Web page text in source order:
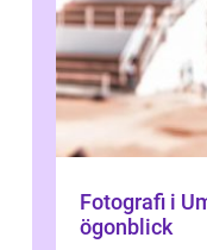
Fotografi i
ögonblick